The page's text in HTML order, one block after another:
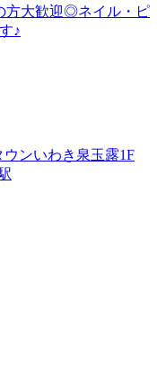
方大歓迎◎ネイル・ピ
♪
ンいわき泉玉露1F